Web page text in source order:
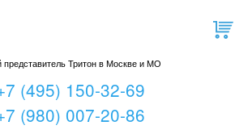
Тритон в Москве и МО
(495) 150-32-69
(980) 007-20-86